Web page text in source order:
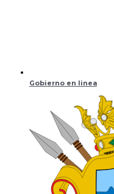
Gobierno en linea